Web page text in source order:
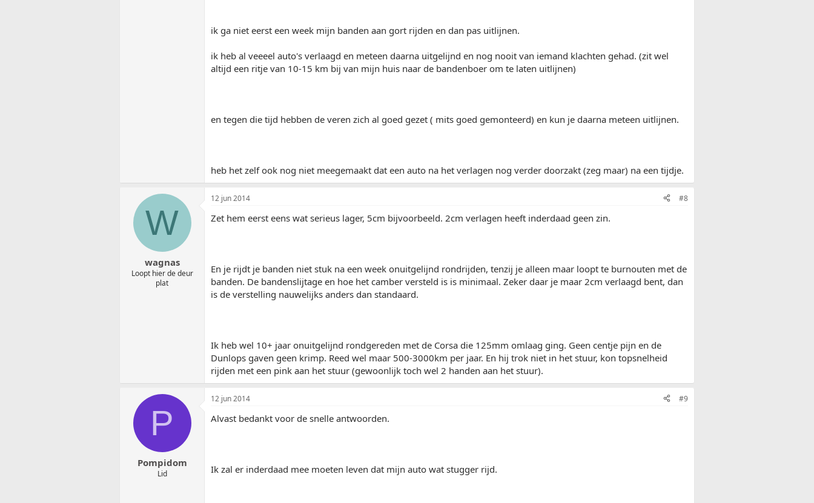
ik ga niet eerst een week mijn banden aan gort rijden en dan pas uitlijnen.
ik heb al veeeel auto's verlaagd en meteen daarna uitgelijnd en nog nooit van iemand klachten gehad. (zit wel
altijd een ritje van 10-15 km bij van mijn huis naar de bandenboer om te laten uitlijnen)
en tegen die tijd hebben de veren zich al goed gezet ( mits goed gemonteerd) en kun je daarna meteen uitlijnen.
heb het zelf ook nog niet meegemaakt dat een auto na het verlagen nog verder doorzakt (zeg maar) na een tijdje.
W
wagnas
Loopt hier de deur
plat
12 jun 2014 #8
Zet hem eerst eens wat serieus lager, 5cm bijvoorbeeld. 2cm verlagen heeft inderdaad geen zin.
En je rijdt je banden niet stuk na een week onuitgelijnd rondrijden, tenzij je alleen maar loopt te burnouten met de
banden. De bandenslijtage en hoe het camber versteld is is minimaal. Zeker daar je maar 2cm verlaagd bent, dan
is de verstelling nauwelijks anders dan standaard.
Ik heb wel 10+ jaar onuitgelijnd rondgereden met de Corsa die 125mm omlaag ging. Geen centje pijn en de
Dunlops gaven geen krimp. Reed wel maar 500-3000km per jaar. En hij trok niet in het stuur, kon topsnelheid
rijden met een pink aan het stuur (gewoonlijk toch wel 2 handen aan het stuur).
P
Pompidom
Lid
12 jun 2014 #9
Alvast bedankt voor de snelle antwoorden.
Ik zal er inderdaad mee moeten leven dat mijn auto wat stugger rijd.